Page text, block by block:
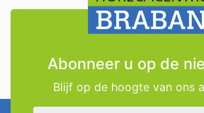
Abonneer u op de
Blijf op de hoogte van ons